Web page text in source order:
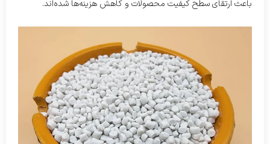
باعث ارتقای سطح کیفیت محصولات و کاهش هزینه‌ها شده‌اند.